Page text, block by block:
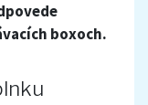
boxoch.